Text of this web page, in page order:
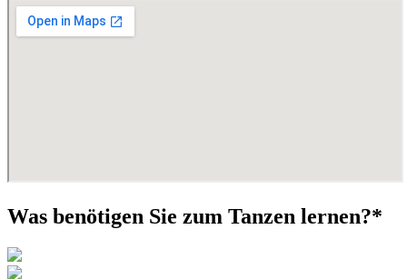
Was benötigen Sie zum Tanzen lernen?*